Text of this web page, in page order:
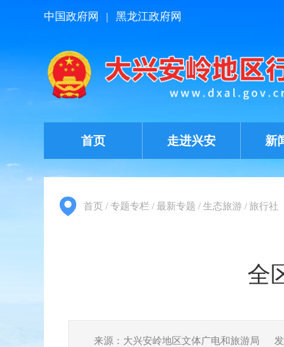
中国政府网 | 黑龙江政府网
首页 走进兴安 新
首页 /专题专栏 /最新专题 /生态旅游 /旅行社
全
来源：大兴安岭地区文体广电和旅游局